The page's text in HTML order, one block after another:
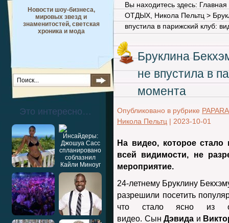
Новости шоу-бизнеса,
мировых звезд и
знаменитостей, светская
хроника и мода
Это интересно…
Вы находитесь здесь: Главная
ОТДЫХ Никола Пельтц >
впустила в парижский клуб:
Бруклина
не впустила в
момента
Опубликовано в рубрике
Никола Пельтц | 2023-10-01
На видео, которое
всей видимости, не
мероприятие.
24-летнему Бруклину
разрешили посетить
что стало ясно из
видео. Сын Дэвида и